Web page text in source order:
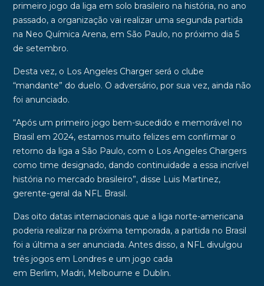
primeiro jogo da liga em solo brasileiro na história, no ano
passado, a organização vai realizar uma segunda partida
na Neo Química Arena, em São Paulo, no próximo dia 5
de setembro.
Desta vez, o Los Angeles Chargerserá o clube
“mandante” do duelo. O adversário, por sua vez, ainda não
foi anunciado.
“Após um primeiro jogo bem-sucedido e memorável no
Brasil em 2024, estamos muito felizes em confirmar o
retorno da liga a São Paulo, com o Los Angeles Chargers
como time designado, dando continuidade a essa incrível
história no mercado brasileiro”, disse Luis Martinez,
gerente-geral da NFL Brasil.
Das oito datas internacionais que a liga norte-americana
poderia realizar na próxima temporada, a partida no Brasil
foi a última a ser anunciada. Antes disso, a NFL divulgou
três jogos em Londres e um jogo cada
em Berlim, Madri, Melbourne e Dublin.